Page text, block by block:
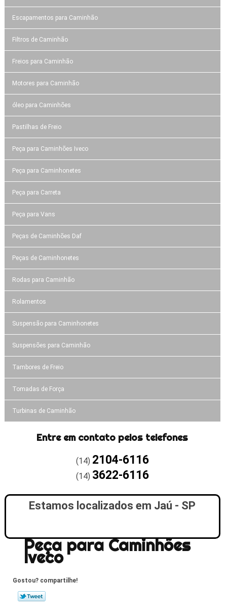
Escapamentos para Caminhão
Filtros de Caminhão
Freios para Caminhão
Motores para Caminhão
óleo para Caminhões
Pastilhas de Freio
Peça para Caminhões Iveco
Peça para Caminhonetes
Peça para Carreta
Peça para Vans
Peças de Caminhões Daf
Peças de Caminhonetes
Rodas para Caminhão
Rolamentos
Suspensão para Caminhonetes
Suspensões para Caminhão
Tambores de Freio
Tomadas de Força
Turbinas de Caminhão
Entre em contato pelos telefones
(14) 2104-6116
(14) 3622-6116
Estamos localizados em Jaú - SP
Peça para Caminhões
Iveco
Gostou? compartilhe!